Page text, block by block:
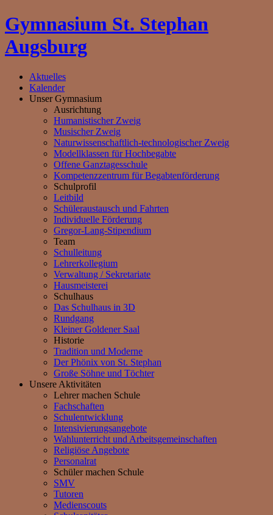
Gymnasium St. Stephan
Augsburg
Aktuelles
Kalender
Unser Gymnasium
Ausrichtung
Humanistischer Zweig
Musischer Zweig
Naturwissenschaftlich-technologischer Zweig
Modellklassen für Hochbegabte
Offene Ganztagesschule
Kompetenzzentrum für Begabtenförderung
Schulprofil
Leitbild
Schüleraustausch und Fahrten
Individuelle Förderung
Gregor-Lang-Stipendium
Team
Schulleitung
Lehrerkollegium
Verwaltung / Sekretariate
Hausmeisterei
Schulhaus
Das Schulhaus in 3D
Rundgang
Kleiner Goldener Saal
Historie
Tradition und Moderne
Der Phönix von St. Stephan
Große Söhne und Töchter
Unsere Aktivitäten
Lehrer machen Schule
Fachschaften
Schulentwicklung
Intensivierungsangebote
Wahlunterricht und Arbeitsgemeinschaften
Religiöse Angebote
Personalrat
Schüler machen Schule
SMV
Tutoren
Medienscouts